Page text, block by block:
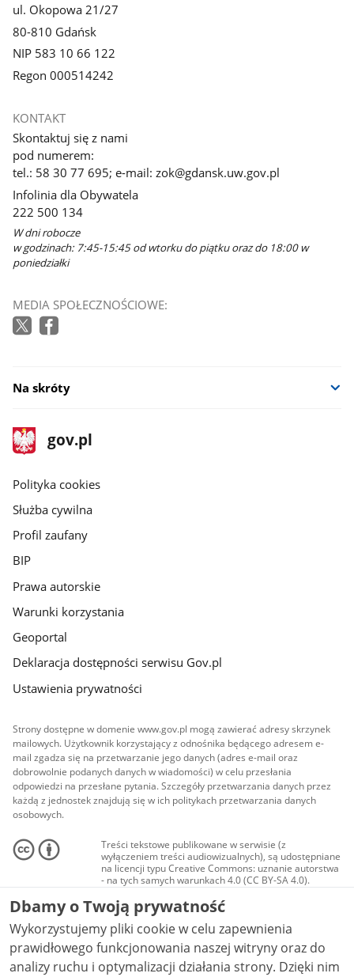
ul. Okopowa 21/27
80-810 Gdańsk
NIP 583 10 66 122
Regon 000514242
KONTAKT
Skontaktuj się z nami
pod numerem:
tel.: 58 30 77 695; e-mail: zok@gdansk.uw.gov.pl
Infolinia dla Obywatela
222 500 134
W dni robocze
w godzinach: 7:45-15:45 od wtorku do piątku oraz do 18:00 w
poniedziałki
MEDIA SPOŁECZNOŚCIOWE:
Na skróty
stopka
gov.pl
Strona
gov.pl
gov.pl
Polityka cookies
Służba cywilna
Profil zaufany
BIP
Prawa autorskie
Warunki korzystania
Geoportal
Deklaracja dostępności serwisu Gov.pl
Ustawienia prywatności
Strony dostępne w domenie www.gov.pl mogą zawierać adresy skrzynek
mailowych. Użytkownik korzystający z odnośnika będącego adresem e-
mail zgadza się na przetwarzanie jego danych (adres e-mail oraz
dobrowolnie podanych danych w wiadomości) w celu przesłania
odpowiedzi na przesłane pytania. Szczegóły przetwarzania danych przez
każdą z jednostek znajdują się w ich politykach przetwarzania danych
osobowych.
Treści tekstowe publikowane w serwisie (z
wyłączeniem treści audiowizualnych), są udostępniane
na licencji typu Creative Commons: uznanie autorstwa
- na tych samych warunkach 4.0 (CC BY-SA 4.0).
Materiały audiowizualne, w tym zdjęcia, materiały
audio i wideo, są udostępniane na licencji typu
Creative Commons: uznanie autorstwa użycie
niekomercyjne - bez utworów zależnych 4.0 (CC BY-
NC-ND 4.0), o ile nie jest to stwierdzone inaczej.
Dbamy o Twoją prywatność
Wykorzystujemy pliki cookie w celu zapewnienia
prawidłowego funkcjonowania naszej witryny oraz do
analizy ruchu i optymalizacji działania strony. Dzięki nim